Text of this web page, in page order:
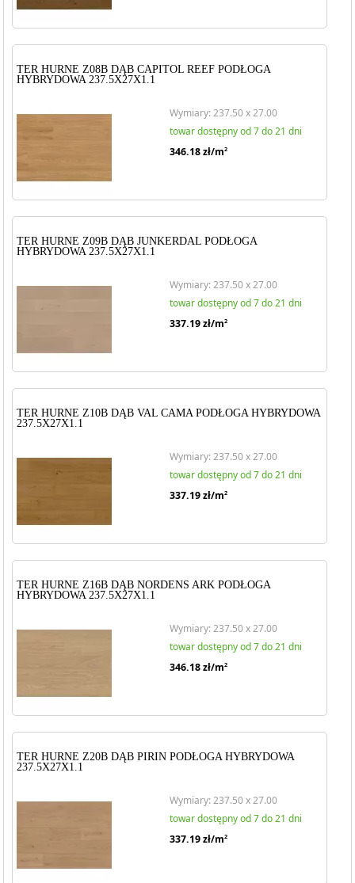
TER HURNE Z08B DĄB CAPITOL REEF PODŁOGA
HYBRYDOWA 237.5X27X1.1
Wymiary: 237.50 x 27.00
towar dostępny od 7 do 21 dni
346.18zł/m2
TER HURNE Z09B DĄB JUNKERDAL PODŁOGA
HYBRYDOWA 237.5X27X1.1
Wymiary: 237.50 x 27.00
towar dostępny od 7 do 21 dni
337.19zł/m2
TER HURNE Z10B DĄB VAL CAMA PODŁOGA HYBRYDOWA
237.5X27X1.1
Wymiary: 237.50 x 27.00
towar dostępny od 7 do 21 dni
337.19zł/m2
TER HURNE Z16B DĄB NORDENS ARK PODŁOGA
HYBRYDOWA 237.5X27X1.1
Wymiary: 237.50 x 27.00
towar dostępny od 7 do 21 dni
346.18zł/m2
TER HURNE Z20B DĄB PIRIN PODŁOGA HYBRYDOWA
237.5X27X1.1
Wymiary: 237.50 x 27.00
towar dostępny od 7 do 21 dni
337.19zł/m2